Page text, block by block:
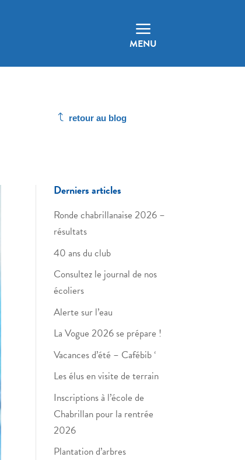
a
MENU
J retour au blog
Derniers articles
Ronde chabrillanaise 2026 –
résultats
40 ans du club
Consultez le journal de nos
écoliers
Alerte sur l’eau
La Vogue 2026 se prépare !
Vacances d’été – Cafébib ‘
Les élus en visite de terrain
Inscriptions à l’école de
Chabrillan pour la rentrée
2026
Plantation d’arbres